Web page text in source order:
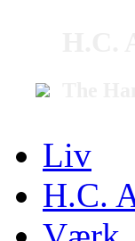
Liv
H.C.